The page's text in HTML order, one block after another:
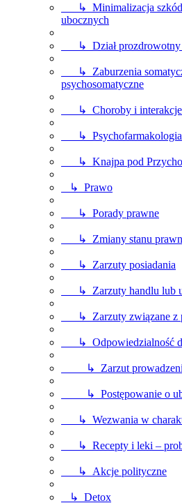
↳ Minimalizacja szkód
ubocznych
↳ Dział prozdrowotny
↳ Zaburzenia
psychosomatyczne
↳ Choroby i interakcje
↳ Psychofarmakologia
↳ Knajpa pod
↳ Prawo
↳ Porady prawne
↳ Zmiany stanu
↳ Zarzuty posiadania
↳ Zarzuty handlu lub
↳ Zarzuty związane z
↳ Odpowiedzialność
↳ Zarzut prowadzenia
↳ Postępowanie o
↳ Wezwania w
↳ Recepty i leki –
↳ Akcje polityczne
↳ Detox